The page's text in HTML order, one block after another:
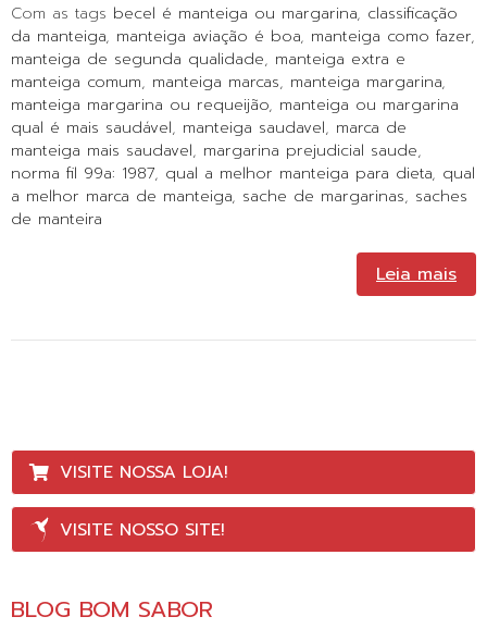
Com as tags becel é manteiga ou margarina, classificação
da manteiga, manteiga aviação é boa, manteiga como fazer,
manteiga de segunda qualidade, manteiga extra e
manteiga comum, manteiga marcas, manteiga margarina,
manteiga margarina ou requeijão, manteiga ou margarina
qual é mais saudável, manteiga saudavel, marca de
manteiga mais saudavel, margarina prejudicial saude,
norma fil 99a: 1987, qual a melhor manteiga para dieta, qual
a melhor marca de manteiga, sache de margarinas, saches
de manteira
Leia mais
VISITE NOSSA LOJA!
VISITE NOSSO SITE!
BLOG BOM SABOR